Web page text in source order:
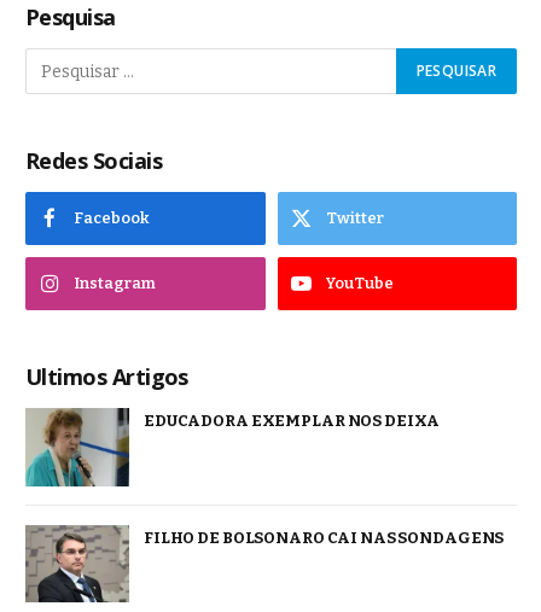
Pesquisa
Redes Sociais
Facebook Twitter
Instagram YouTube
Ultimos Artigos
EDUCADORA EXEMPLAR NOS DEIXA
FILHO DE BOLSONARO CAI NAS SONDAGENS